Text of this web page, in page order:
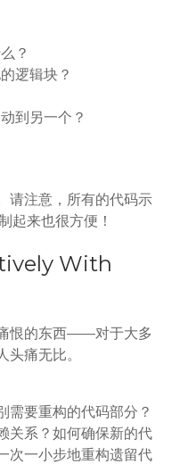
？
逻辑块？
到另一个？
请注意，所有的代码示
起来也很方便！
With
恨的东西——对于大多
痛无比。
需要重构的代码部分？
关系？如何确保新的代
次一小步地重构遗留代